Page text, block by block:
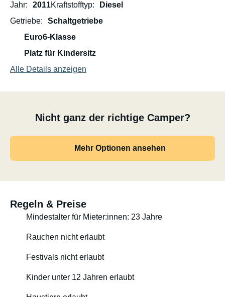
Jahr
2011Kraftstofftyp
Diesel
Getriebe
Schaltgetriebe
Euro6-Klasse
Platz für Kindersitz
Alle Details anzeigen
Nicht ganz der richtige Camper?
Mehr Optionen ansehen
Regeln & Preise
Mindestalter für Mieter:innen: 23 Jahre
Rauchen nicht erlaubt
Festivals nicht erlaubt
Kinder unter 12 Jahren erlaubt